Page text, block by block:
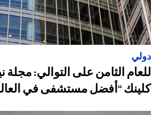
دولي
للعام الثامن على التوالي:
كلينك “أفضل مستشفى في